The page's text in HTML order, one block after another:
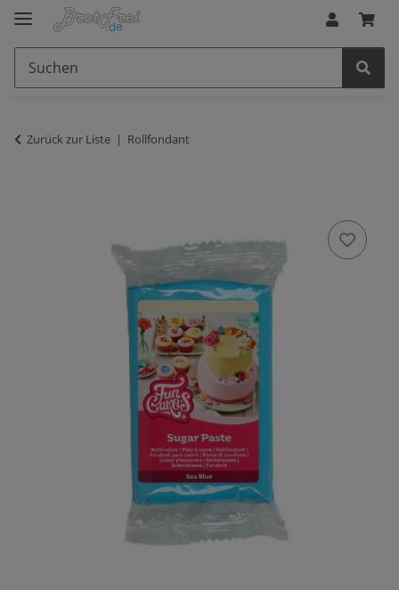
Zurück zur Liste Rollfondant